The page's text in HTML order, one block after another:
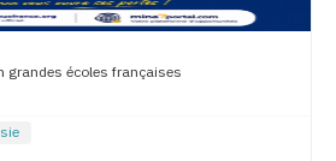
grandes écoles françaises